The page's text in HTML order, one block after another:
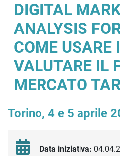
DIGITAL
ANALYSIS
COME USARE
VALUTARE IL
MERCATO
Torino, 4 e 5 aprile
Data iniziativa: